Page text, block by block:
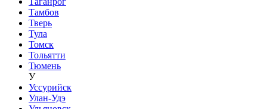
Тамбов
Тверь
Тула
Томск
Тольятти
Тюмень
У
Уссурийск
Улан-Удэ